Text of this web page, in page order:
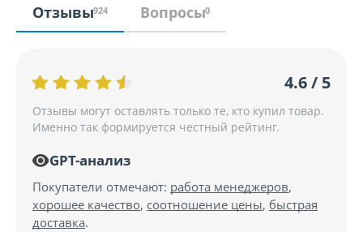
Отзывы924 Вопросы0
4.6 / 5
Отзывы могут оставлять только те, кто купил товар.
Именно так формируется честный рейтинг.
GPT-анализ
Покупатели отмечают: работа менеджеров,
хорошее качество, соотношение цены, быстрая
доставка.